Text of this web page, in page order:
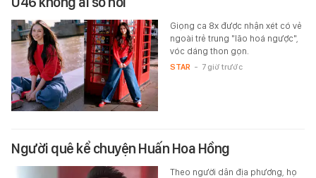
Giọng ca 8x được nhận xét có vẻ
ngoài trẻ trung "lão hoá ngược",
vóc dáng thon gọn.
STAR - 7 giờ trước
Người quê kể chuyện Huấn Hoa Hồng
Theo người dân địa phương, họ